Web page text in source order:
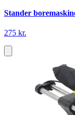
Stander
275 kr.